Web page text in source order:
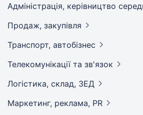
Адмiнiстрацiя, керівництво
Продаж, закупівля
Транспорт, автобізнес
Телекомунікації та зв'язок
Логістика, склад, ЗЕД
Маркетинг, реклама, PR